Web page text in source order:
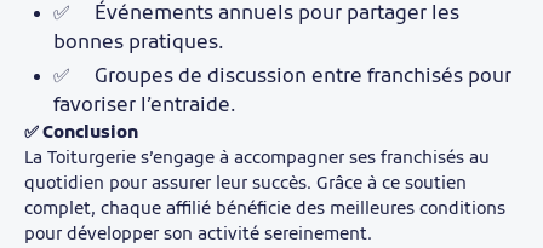
✅ Événements annuels pour partager les
bonnes pratiques.
✅ Groupes de discussion entre franchisés pour
favoriser l’entraide.
✅ Conclusion
La Toiturgerie s’engage à accompagner ses franchisés au
quotidien pour assurer leur succès. Grâce à ce soutien
complet, chaque affilié bénéficie des meilleures conditions
pour développer son activité sereinement.